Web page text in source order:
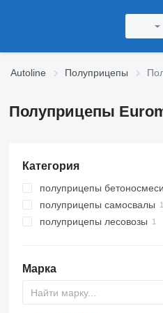
Autoline Полуприцепы
Полуприцепы
Категория
полуприцепы
полуприцепы самосвалы
полуприцепы лесовозы
Марка